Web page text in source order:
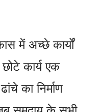
में अच्छे कार्यों
कार्य एक
का निर्माण